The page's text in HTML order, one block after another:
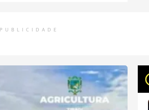
PUBLICIDADE